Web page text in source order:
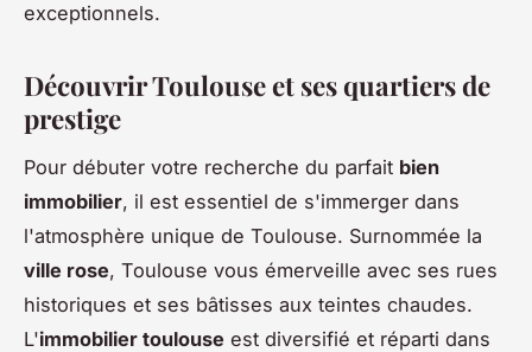
exceptionnels.
Découvrir Toulouse et ses quartiers de
prestige
Pour débuter votre recherche du parfait bien
immobilier, il est essentiel de s'immerger dans
l'atmosphère unique de Toulouse. Surnommée la
ville rose, Toulouse vous émerveille avec ses rues
historiques et ses bâtisses aux teintes chaudes.
L'immobilier toulouse est diversifié et réparti dans